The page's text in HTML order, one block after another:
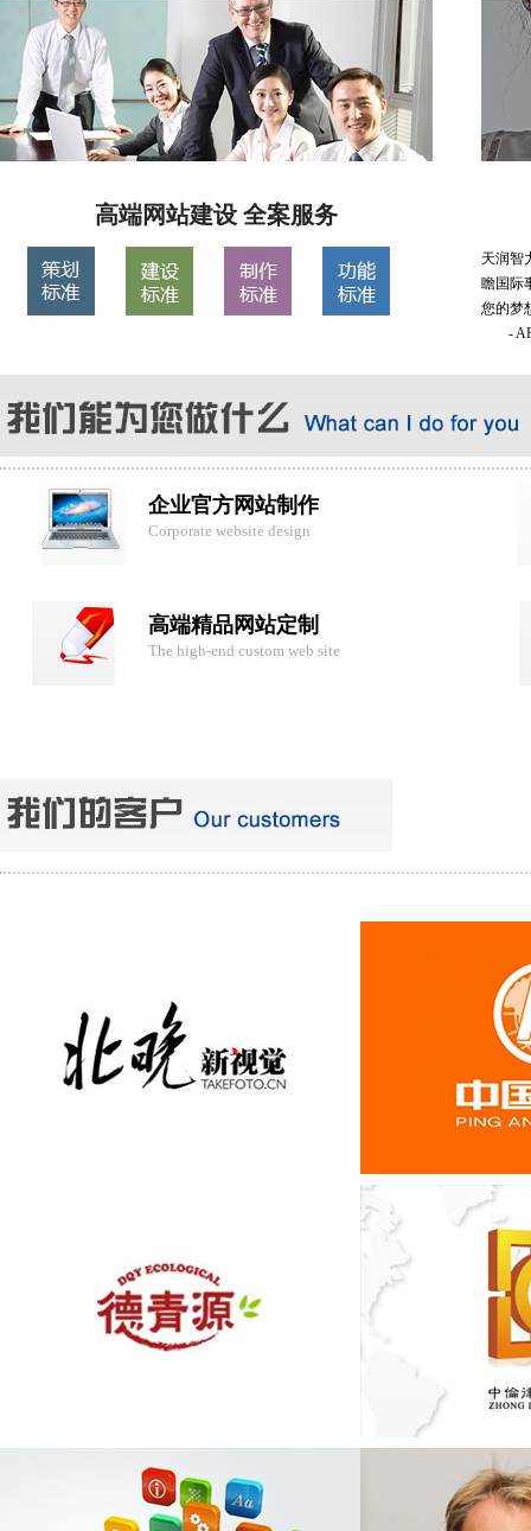
高端网站建设 全案服务
天润智
瞻国际
您的梦
-
企业官方网站制作
Corporate website design
高端精品网站定制
The high-end custom web site